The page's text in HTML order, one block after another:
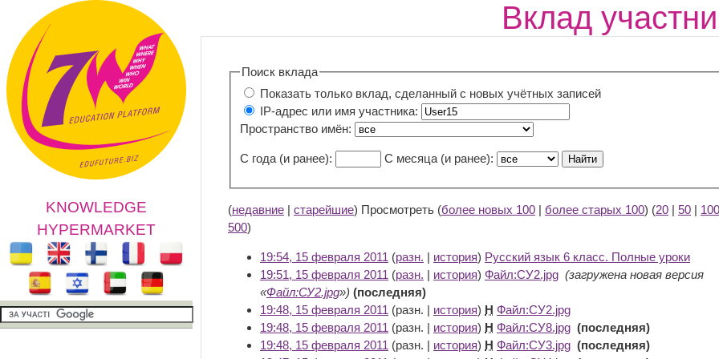
KNOWLEDGE
HYPERMARKET
Вклад
Поиск вклада
Показать только вклад, сделанный с новых учётных записей
IP-адрес или имя участника:
Пространство имён:
С года (и ранее): С месяца (и ранее):
(недавние | старейшие) Просмотреть (более новых 100 | более старых 100) (20 | 50 | 100
500)
19:54, 15 февраля 2011 (разн. | история) Русский язык 6 класс. Полные уроки
19:51, 15 февраля 2011 (разн. | история) Файл:СУ2.jpg (загружена новая версия
«Файл:СУ2.jpg») (последняя)
19:48, 15 февраля 2011 (разн. | история) Н Файл:СУ2.jpg
19:48, 15 февраля 2011 (разн. | история) Н Файл:СУ8.jpg (последняя)
19:48, 15 февраля 2011 (разн. | история) Н Файл:СУ3.jpg (последняя)